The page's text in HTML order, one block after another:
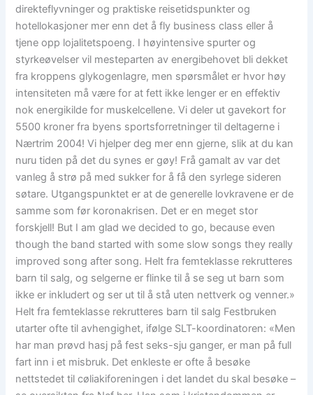
direkteflyvninger og praktiske reisetidspunkter og
hotellokasjoner mer enn det å fly business class eller å
tjene opp lojalitetspoeng. I høyintensive spurter og
styrkeøvelser vil mesteparten av energibehovet bli dekket
fra kroppens glykogenlagre, men spørsmålet er hvor høy
intensiteten må være for at fett ikke lenger er en effektiv
nok energikilde for muskelcellene. Vi deler ut gavekort for
5500 kroner fra byens sportsforretninger til deltagerne i
Nærtrim 2004! Vi hjelper deg mer enn gjerne, slik at du kan
nuru tiden på det du synes er gøy! Frå gamalt av var det
vanleg å strø på med sukker for å få den syrlege sideren
søtare. Utgangspunktet er at de generelle lovkravene er de
samme som før koronakrisen. Det er en meget stor
forskjell! But I am glad we decided to go, because even
though the band started with some slow songs they really
improved song after song. Helt fra femteklasse rekrutteres
barn til salg, og selgerne er flinke til å se seg ut barn som
ikke er inkludert og ser ut til å stå uten nettverk og venner.»
Helt fra femteklasse rekrutteres barn til salg Festbruken
utarter ofte til avhengighet, ifølge SLT-koordinatoren: «Men
har man prøvd hasj på fest seks-sju ganger, er man på full
fart inn i et misbruk. Det enkleste er ofte å besøke
nettstedet til cøliakiforeningen i det landet du skal besøke –